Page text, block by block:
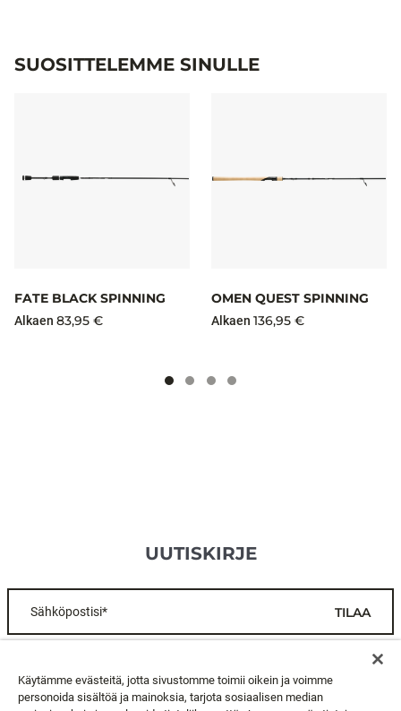
SUOSITTELEMME SINULLE
FATE BLACK SPINNING
Alkaen 83,95 €
OMEN QUEST SPINNING
Alkaen 136,95 €
UUTISKIRJE
Sähköpostisi* TILAA
ASIAKASPALVELU
Käytämme evästeitä, jotta sivustomme toimii oikein ja voimme
personoida sisältöä ja mainoksia, tarjota sosiaalisen median